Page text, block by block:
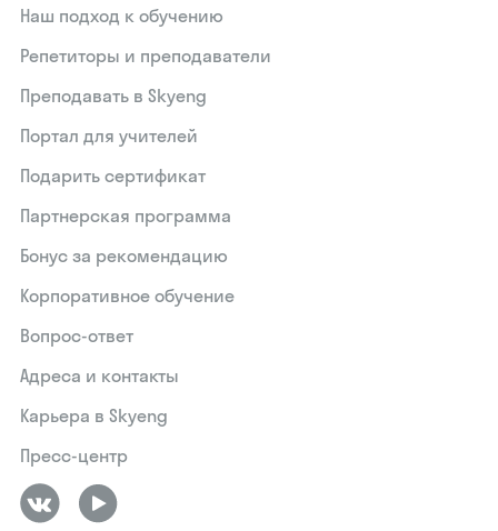
Наш подход к обучению
Репетиторы и преподаватели
Преподавать в Skyeng
Портал для учителей
Подарить сертификат
Партнерская программа
Бонус за рекомендацию
Корпоративное обучение
Вопрос-ответ
Адреса и контакты
Карьера в Skyeng
Пресс-центр